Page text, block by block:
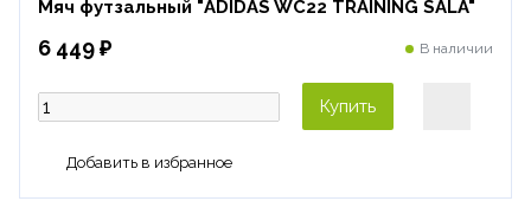
Мяч футзальный "ADIDAS WC22 TRAINING SALA"
6 449 ₽ В наличии
Купить